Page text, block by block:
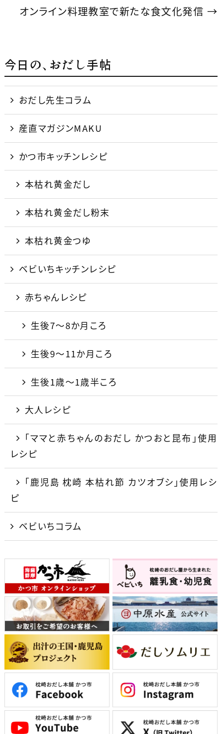
o
オンライン料理教室で新たな食文化発信 →
今日の、おだし手帖
おだし先生コラム
産直マガジンMAKU
かつ市キッチンレシピ
本枯れ黄金だし
本枯れ黄金だし粉末
本枯れ黄金つゆ
ベビいちキッチンレシピ
赤ちゃんレシピ
生後7〜8か月ころ
生後9〜11か月ころ
生後1歳〜1歳半ころ
大人レシピ
「ママと赤ちゃんのおだし かつおと昆布」使用
レシピ
「鹿児島 枕崎 本枯れ節 カツオブシ」使用レシ
ピ
ベビいちコラム